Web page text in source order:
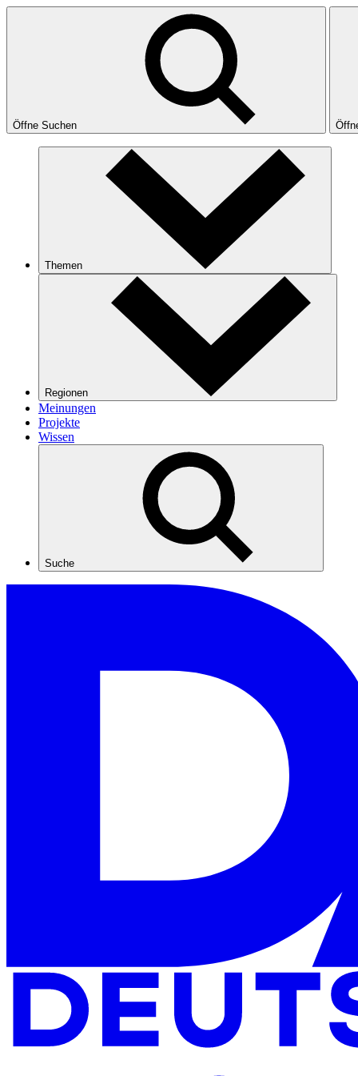
Öffne Suchen
Themen
Regionen
Meinungen
Projekte
Wissen
Suche